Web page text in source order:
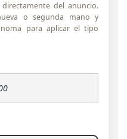
del anuncio.
o segunda mano y
para aplicar el tipo